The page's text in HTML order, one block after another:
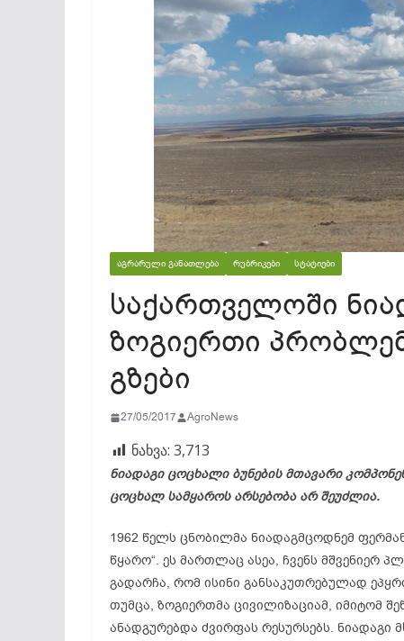
ᲐᲒᲠᲐᲠᲣᲚᲘ ᲒᲐᲜᲐᲗᲚᲔᲑᲐ ᲠᲣᲑᲠᲘᲙᲔᲑᲘ ᲡᲢᲐᲢᲘᲔᲑᲘ
საქართველოში
ზოგიერთი
გზები
27/05/2017 AgroNews
ნახვა: 3,713
ნიადაგი ცოცხალი ბუნების მთავარი
ცოცხალ სამყაროს არსებობა არ შეუძლია.
1962 წელს ცნობილმა ნიადაგმცოდნემ
წყარო“. ეს მართლაც ასეა, ჩვენს მშვენიერ
გადარჩა, რომ ისინი განსაკუთრებულად
თუმცა, ზოგიერთმა ცივილიზაციამ, იმიტომ
ანადგურებდა ძვირფას რესურსებს.